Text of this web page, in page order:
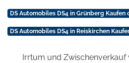
DS Automobiles DS4 in Grünberg Kaufen
DS Automobiles DS4 in Reiskirchen
Irrtum und Zwischenverkauf